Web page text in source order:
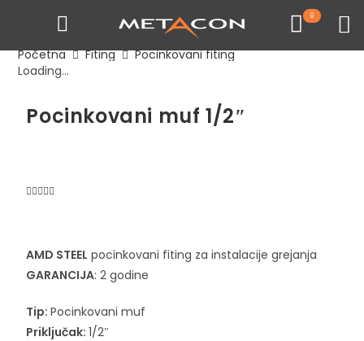
0
Početna Fiting
Pocinkovani fiting
Loading...
Pocinkovani muf 1/2″
AMD STEEL pocinkovani fiting za instalacije grejanja
GARANCIJA: 2 godine
Tip:Pocinkovani muf
Priključak:1/2″